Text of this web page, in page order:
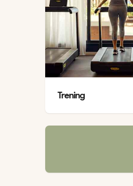
Trening